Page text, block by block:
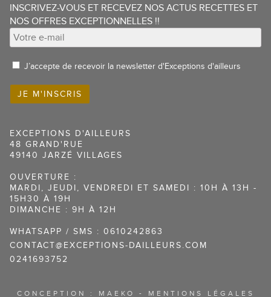
INSCRIVEZ-VOUS ET RECEVEZ NOS ACTUS RECETTES ET
NOS OFFRES EXCEPTIONNELLES !!
J’accepte de recevoir la newsletter d'Exceptions d'ailleurs
EXCEPTIONS D'AILLEURS
48 GRAND'RUE
49140 JARZÉ VILLAGES
OUVERTURE :
MARDI, JEUDI, VENDREDI ET SAMEDI : 10H À 13H -
15H30 À 19H
DIMANCHE : 9H À 12H
WHATSAPP / SMS : 0610242863
CONTACT@EXCEPTIONS-DAILLEURS.COM
0241693752
CONCEPTION : MAEKO - MENTIONS LÉGALES